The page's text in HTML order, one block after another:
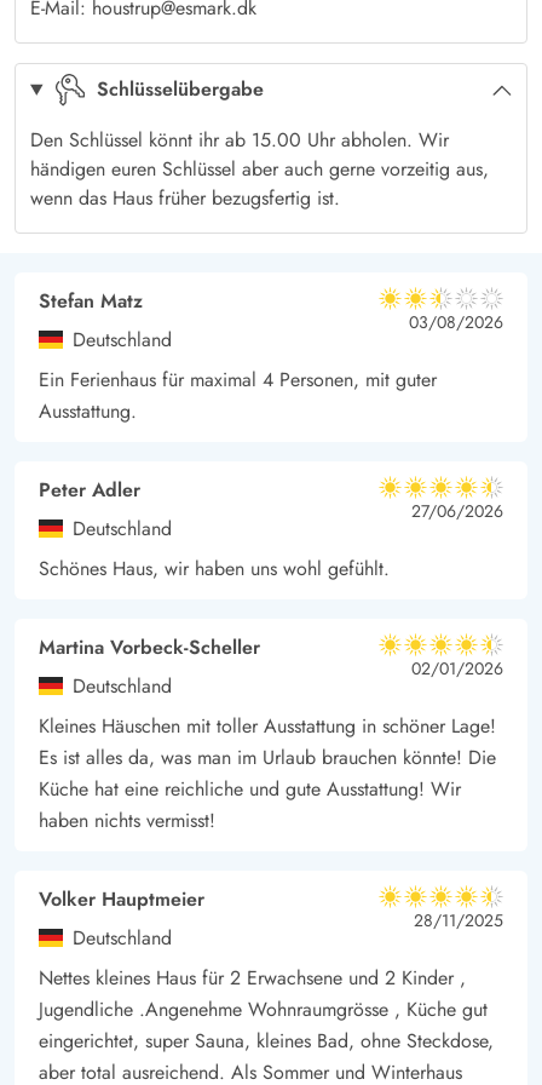
E-Mail: houstrup@esmark.dk
Schlüsselübergabe
Den Schlüssel könnt ihr ab 15.00 Uhr abholen. Wir
händigen euren Schlüssel aber auch gerne vorzeitig aus,
wenn das Haus früher bezugsfertig ist.
Stefan Matz
Deutschland
2.5 von 5
2.5 von 5
2.5 out of 5
03/08/2026
Ein Ferienhaus für maximal 4 Personen, mit guter
Ausstattung.
Peter Adler
Deutschland
4.5 von 5
4.5 von 5
4.5 out of 5
27/06/2026
Schönes Haus, wir haben uns wohl gefühlt.
Martina Vorbeck-Scheller
Deutschland
4.5 von 5
4.5 von 5
4.5 out of 5
02/01/2026
Kleines Häuschen mit toller Ausstattung in schöner Lage!
Es ist alles da, was man im Urlaub brauchen könnte! Die
Küche hat eine reichliche und gute Ausstattung! Wir
haben nichts vermisst!
Volker Hauptmeier
Deutschland
4.5 von 5
4.5 von 5
4.5 out of 5
28/11/2025
Nettes kleines Haus für 2 Erwachsene und 2 Kinder ,
Jugendliche .Angenehme Wohnraumgrösse , Küche gut
eingerichtet, super Sauna, kleines Bad, ohne Steckdose,
aber total ausreichend. Als Sommer und Winterhaus